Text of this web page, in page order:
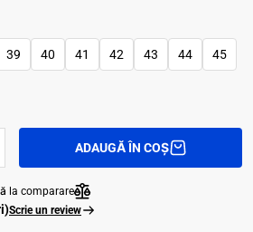
39 40 41 42 43 44 45
ADAUGĂ ÎN COȘ
la comparare
Scrie un review